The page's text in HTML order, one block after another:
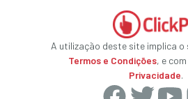
A utilização deste site implica o
Termos e Condições, e
Privacidade.